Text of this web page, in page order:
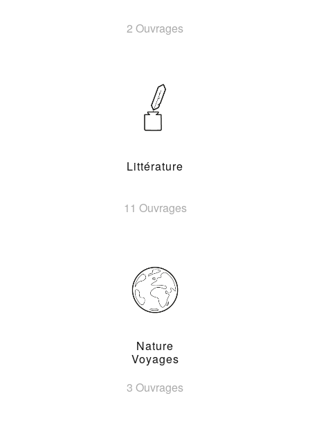
2 Ouvrages
Littérature
11 Ouvrages
Nature
Voyages
3 Ouvrages